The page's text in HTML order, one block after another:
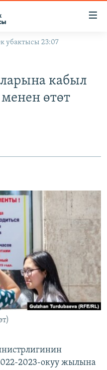
убактысы 23:07
кабыл
өтөт
2023-окуу жылына